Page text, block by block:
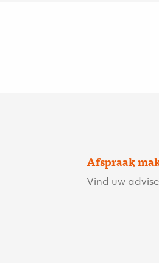
Afspraak
Vind uw